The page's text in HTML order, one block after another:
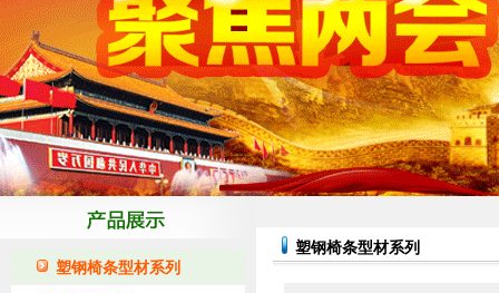
塑钢椅条型材系列
塑钢椅条型材系列